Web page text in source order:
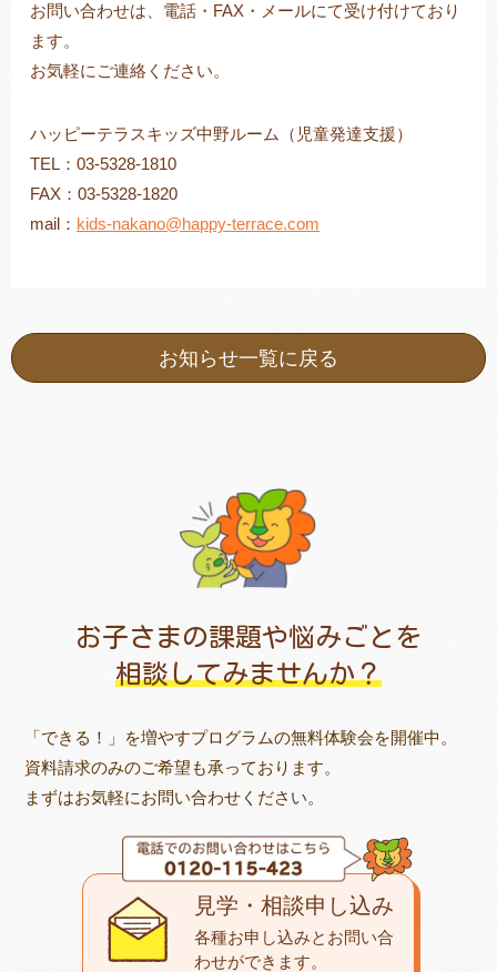
お問い合わせは、電話・FAX・メールにて受け付けており
ます。
お気軽にご連絡ください。
ハッピーテラスキッズ中野ルーム（児童発達支援）
TEL：03-5328-1810
FAX：03-5328-1820
mail： kids-nakano@happy-terrace.com
お知らせ一覧に戻る
お子さまの課題や悩みごとを
相談してみませんか？
「できる！」を増やすプログラムの無料体験会を開催中。
資料請求のみのご希望も承っております。
まずはお気軽にお問い合わせください。
見学・相談申し込み
各種お申し込みとお問い合
わせができます。